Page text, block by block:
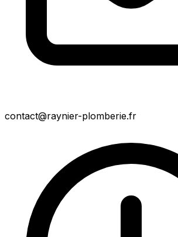
contact@raynier-plomberie.fr